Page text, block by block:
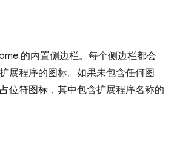
的内置侧边栏。每个侧边栏都会
展程序的图标。如果未包含任何图
位符图标，其中包含扩展程序名称的